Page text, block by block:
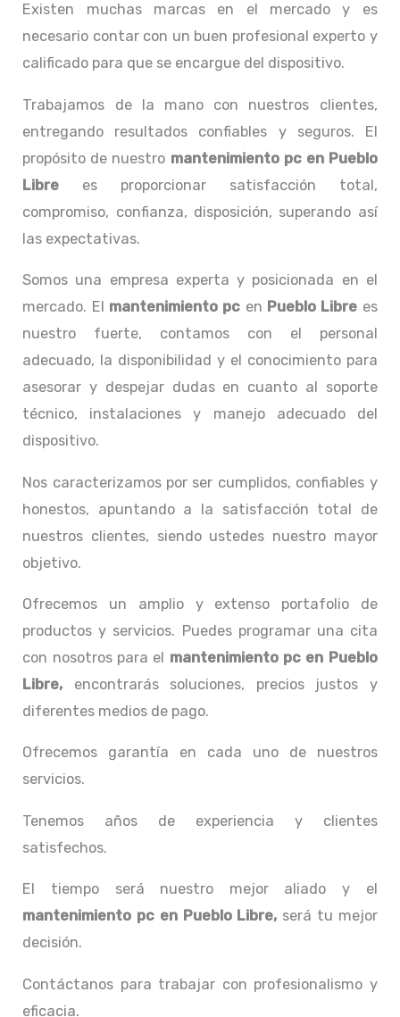
Existen muchas marcas en el mercado y es
necesario contar con un buen profesional experto y
calificado para que se encargue del dispositivo.
Trabajamos de la mano con nuestros clientes,
entregando resultados confiables y seguros. El
propósito de nuestro mantenimiento pc en Pueblo
Libre es proporcionar satisfacción total,
compromiso, confianza, disposición, superando así
las expectativas.
Somos una empresa experta y posicionada en el
mercado. El mantenimiento pc en Pueblo Libre es
nuestro fuerte, contamos con el personal
adecuado, la disponibilidad y el conocimiento para
asesorar y despejar dudas en cuanto al soporte
técnico, instalaciones y manejo adecuado del
dispositivo.
Nos caracterizamos por ser cumplidos, confiables y
honestos, apuntando a la satisfacción total de
nuestros clientes, siendo ustedes nuestro mayor
objetivo.
Ofrecemos un amplio y extenso portafolio de
productos y servicios. Puedes programar una cita
con nosotros para el mantenimiento pc en Pueblo
Libre, encontrarás soluciones, precios justos y
diferentes medios de pago.
Ofrecemos garantía en cada uno de nuestros
servicios.
Tenemos años de experiencia y clientes
satisfechos.
El tiempo será nuestro mejor aliado y el
mantenimiento pc en Pueblo Libre, será tu mejor
decisión.
Contáctanos para trabajar con profesionalismo y
eficacia.